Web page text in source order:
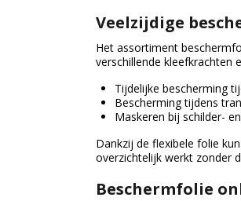
Veelzijdige
Het assortiment
verschillende kleefkrachten
Tijdelijke bescherming
Bescherming tijdens
Maskeren bij schilder-
Dankzij de flexibele folie
overzichtelijk werkt zonder
Beschermfolie